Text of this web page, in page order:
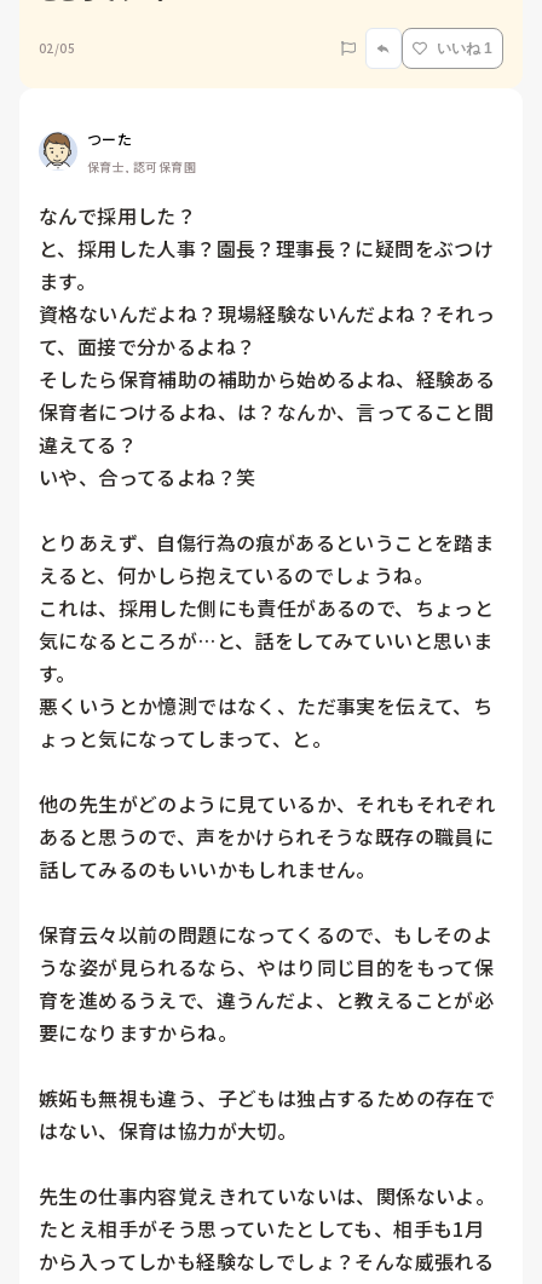
02/05 いいね 1
つーた
保育士, 認可保育園
なんで採用した？
と、採用した人事？園長？理事長？に疑問をぶつけ
ます。
資格ないんだよね？現場経験ないんだよね？それっ
て、面接で分かるよね？
そしたら保育補助の補助から始めるよね、経験ある
保育者につけるよね、は？なんか、言ってること間
違えてる？
いや、合ってるよね？笑
とりあえず、自傷行為の痕があるということを踏ま
えると、何かしら抱えているのでしょうね。
これは、採用した側にも責任があるので、ちょっと
気になるところが…と、話をしてみていいと思いま
す。
悪くいうとか憶測ではなく、ただ事実を伝えて、ち
ょっと気になってしまって、と。
他の先生がどのように見ているか、それもそれぞれ
あると思うので、声をかけられそうな既存の職員に
話してみるのもいいかもしれません。
保育云々以前の問題になってくるので、もしそのよ
うな姿が見られるなら、やはり同じ目的をもって保
育を進めるうえで、違うんだよ、と教えることが必
要になりますからね。
嫉妬も無視も違う、子どもは独占するための存在で
はない、保育は協力が大切。
先生の仕事内容覚えきれていないは、関係ないよ。
たとえ相手がそう思っていたとしても、相手も1月
から入ってしかも経験なしでしょ？そんな威張れる